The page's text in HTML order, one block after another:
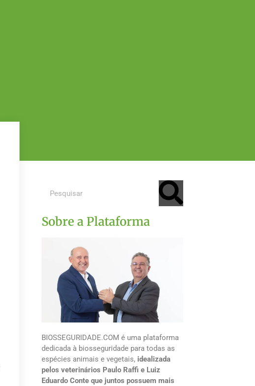
Sobre a Plataforma
BIOSSEGURIDADE.COM é uma plataforma
dedicada à biosseguridade para todas as
espécies animais e vegetais, idealizada
pelos veterinários Paulo Raffi e Luiz
Eduardo Conte que juntos possuem mais